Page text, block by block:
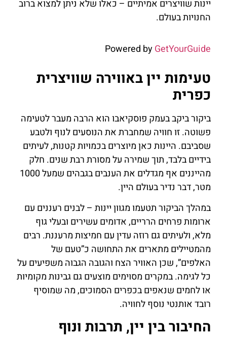
יינות שוויצרים אמיתיים – כאלו שלא ניתן למצוא ברוב
החנויות בעולם.
Powered byGetYourGuide
טעימות יין באווירה שוויצרית
כפרית
ביקור ביקב בעמק פוסקיאבו הוא הרבה מעבר לטעימה
פשוטה. זו חוויה שמחברת את הנוסעים לנוף ולטבע
שסביבם. היינות כאן מיוצרים בכמויות קטנות, לעיתים
בידיים בלבד, תוך שמירה על מסורת רבת שנים. חלק
מהייננים אף מגדלים את הענבים בגבהים שמעל 1000
מטר, דבר נדיר בעולם היין.
במהלך הביקור תטעמו מגוון יינות – לבנים רעננים עם
ארומות פרחים הרריים, אדומים עשירים ובעלי גוף
מלא, ולעיתים גם רוזה עדין עם חמיצות מרעננת. רבים
מהמטיילים מתארים את התחושה כ”טעם של
האלפים”, שכן האוויר הצח והגובה הגבוה משפיעים על
כל לגימה. במקרים מסוימים מוצעים גם גבינות מקומיות
או לחמים שנאפים בכפרים הסמוכים, מה שמוסיף
רובד אותנטי נוסף לחוויה.
החיבור בין יין, תרבות ונוף